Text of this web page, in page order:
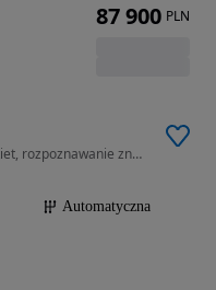
1998 cm3 • 192 KM • Jak nowy, Black Pakiet, rozpoznawanie znaków.
Automatyczna
87 900 PLN